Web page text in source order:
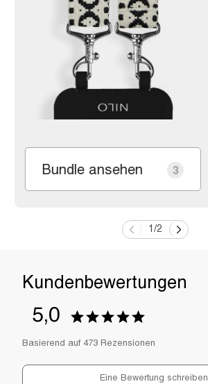
Bundle ansehen 3
1/2
5,0
Basierend auf 473 Rezensionen
Eine Bewertung schreiben